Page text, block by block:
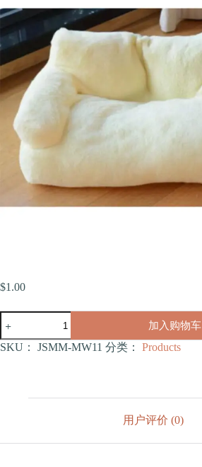
$1.00
物
沙
加入购物车
SKU： JSMM-MW11 分类： Products
用户评价 (0)